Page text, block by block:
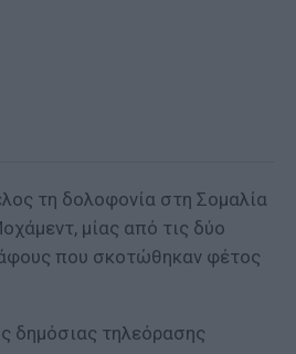
τη δολοφονία στη Σομαλία
μίας από τις δύο
που σκοτώθηκαν φέτος
δημόσιας τηλεόρασης